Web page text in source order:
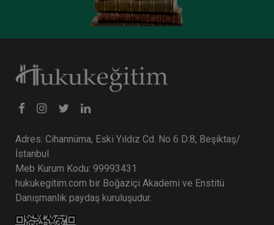
Adres: Cihannüma, Eski Yıldız Cd. No 6 D:8, Beşiktaş/
İstanbul
Meb Kurum Kodu: 99993431
hukukegitim.com bir Boğaziçi Akademi ve Enstitü
Danışmanlık paydaş kuruluşudur.